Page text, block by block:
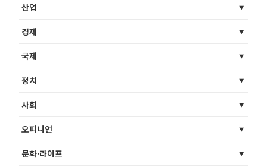
산업
경제
국제
정치
사회
오피니언
문화·라이프